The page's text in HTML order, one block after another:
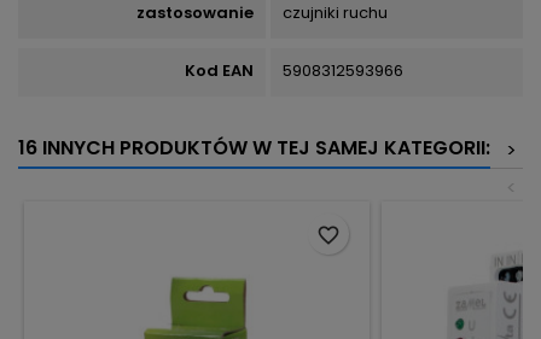
zastosowanie czujniki ruchu
Kod EAN 5908312593966
16 INNYCH PRODUKTÓW W TEJ SAMEJ KATEGORII:
>
<
favorite_border